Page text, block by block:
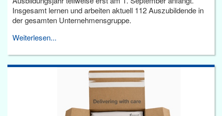
Insgesamt lernen und arbeiten aktuell 112 Auszubildende in
der gesamten Unternehmensgruppe.
Weiterlesen...